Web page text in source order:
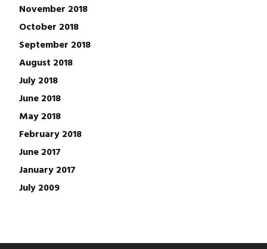
November 2018
October 2018
September 2018
August 2018
July 2018
June 2018
May 2018
February 2018
June 2017
January 2017
July 2009